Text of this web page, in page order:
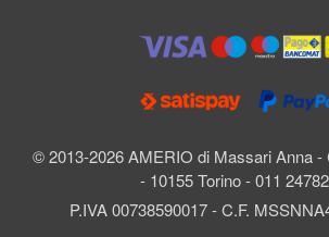
© 2013-2026 AMERIO di Massari Anna -
- 10155 Torino - 011
P.IVA 00738590017 - C.F.